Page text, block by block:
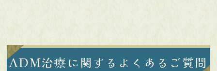
ADM治療に関するよくあるご質問